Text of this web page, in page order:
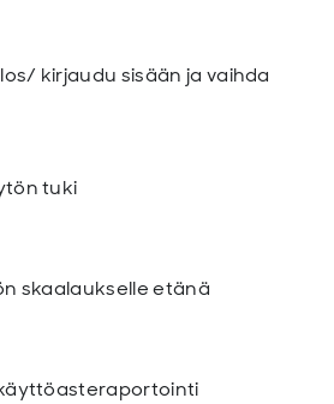
kirjaudu sisään ja vaihda
tuki
skaalaukselle etänä